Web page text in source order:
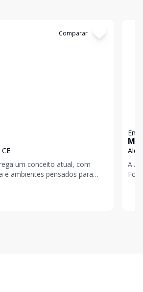
Comparar
um conceito atual, com
e ambientes pensados para
A